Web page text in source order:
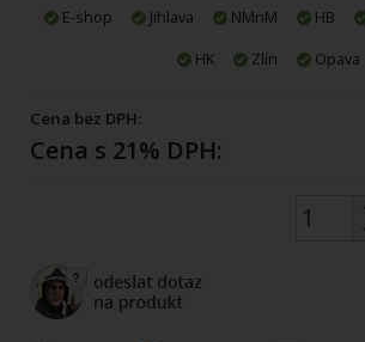
E-shop Jihlava NMnM HB
HK
Zlín Opava
Cena bez DPH:
Cena s 21% DPH: